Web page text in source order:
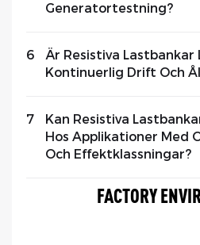
Generatortestning?
6
Är Resistiva Lastbankar
Kontinuerlig Drift Och
7
Kan Resistiva
Hos Applikationer Med
Och Effektklassningar?
FACTORY